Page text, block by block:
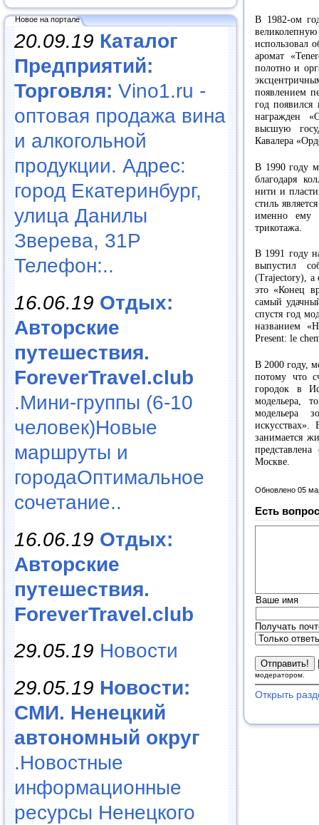
Новое на портале
20.09.19 Каталог
Предприятий:
Торговля: Vino1.ru -
оптовая продажа вина
и алкогольной
продукции. Адрес:
город Екатеринбург,
улица Данилы
Зверева, 31Р
Телефон:..
16.06.19 Отдых:
Авторские
путешествия.
ForeverTravel.club
.Мини-группы (6-10
человек)Новые
маршруты и
городаОптимальное
сочетание..
16.06.19 Отдых:
Авторские
путешествия.
ForeverTravel.club
29.05.19 Новости
29.05.19 Новости:
СМИ. Ненецкий
автономный округ
.Новостные
информационные
ресурсы Ненецкого
В 1982-ом
использовал
аромат
полотно и
появлением
год
награжден
высшую
Кавалера
В 1990 году
благодаря
нити и
стиль
именно ему
трикотажа.
В 1991 году
выпустил
(Trajectory), а
это «Конец
самый
спустя год
названием
Present: le
В 2000 году,
потому что
городок в
модельера,
модельера
занимается
Москве.
Обновлено 05
Есть
Ваше имя
Получать
модератором.
Открыть